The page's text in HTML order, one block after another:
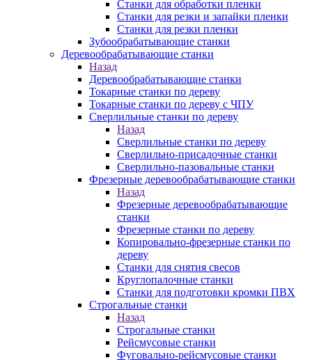
Станки для обработки пленки
Станки для резки и запайки пленки
Станки для резки пленки
Зубообрабатывающие станки
Деревообрабатывающие станки
Назад
Деревообрабатывающие станки
Токарные станки по дереву
Токарные станки по дереву с ЧПУ
Сверлильные станки по дереву
Назад
Сверлильные станки по дереву
Сверлильно-присадочные станки
Сверлильно-пазовальные станки
Фрезерные деревообрабатывающие станки
Назад
Фрезерные деревообрабатывающие
станки
Фрезерные станки по дереву
Копировально-фрезерные станки по
дереву
Станки для снятия свесов
Круглопалочные станки
Станки для подготовки кромки ПВХ
Строгальные станки
Назад
Строгальные станки
Рейсмусовые станки
Фуговально-рейсмусовые станки